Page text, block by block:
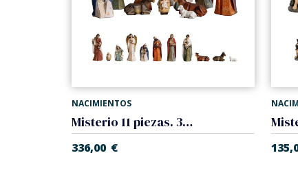
NACIMIENTOS
Misterio 11 piezas. 30 cm
336,00 €